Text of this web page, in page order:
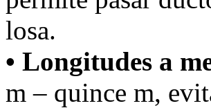
losa.
• Longitudes a
m – quince m,